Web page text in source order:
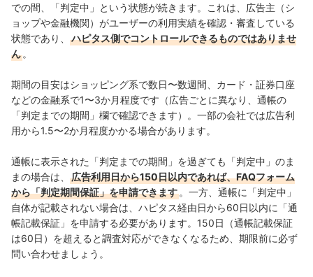
での間、「判定中」という状態が続きます。これは、広告主（シ
ョップや金融機関）がユーザーの利用実績を確認・審査している
状態であり、
ハピタス側でコントロールできるものではありませ
ん 。
期間の目安はショッピング系で数日〜数週間、カード・証券口座
などの金融系で1〜3か月程度です（広告ごとに異なり、通帳の
「判定までの期間」欄で確認できます）。一部の会社では広告利
用から1.5〜2か月程度かかる場合があります。
通帳に表示された「判定までの期間」を過ぎても「判定中」のま
まの場合は、
広告利用日から150日以内であれば、FAQフォーム
から「判定期間保証」を申請できます 。一方、通帳に「判定中」
自体が記載されない場合は、ハピタス経由日から60日以内に「通
帳記載保証」を申請する必要があります。150日（通帳記載保証
は60日）を超えると調査対応ができなくなるため、期限前に必ず
問い合わせましょう。